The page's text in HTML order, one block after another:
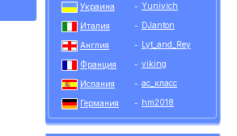
Украина - Yunivich
Италия - DJanton
Англия - Lyt_and_Rey
Франция - viking
Испания - ас_класс
Германия - hm2018